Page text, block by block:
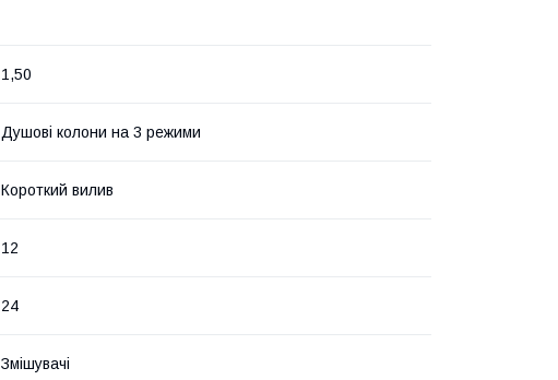
1,50
Душові колони на 3 режими
Короткий вилив
12
24
Змішувачі